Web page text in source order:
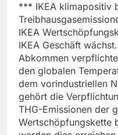
*** IKEA klimapositiv
IKEA
IKEA Geschäft
Abkommen
den globalen
dem vorindustriellen
gehört die
THG-Emissionen der
Wertschöpfungskette